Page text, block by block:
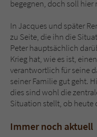
begegnen, doch soll hier
In Jacques und später
zu Seite, die ihn die
Peter hauptsächlich
Krieg hat, wie es ist,
verantwortlich für seine
seiner Familie gut geht.
dies sind wohl die
Situation stellt, ob heute
Immer noch aktuell